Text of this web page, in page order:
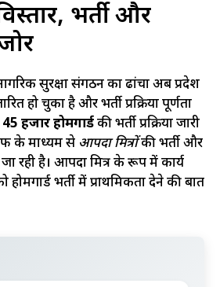
भर्ती और
सुरक्षा संगठन का ढांचा अब प्रदेश
हो चुका है और भर्ती प्रक्रिया पूर्णता
45 हजार होमगार्डकी भर्ती प्रक्रिया जारी
के माध्यम से आपदा मित्रोंकी भर्ती और
जा रही है। आपदा मित्र के रूप में कार्य
भर्ती में प्राथमिकता देने की बात